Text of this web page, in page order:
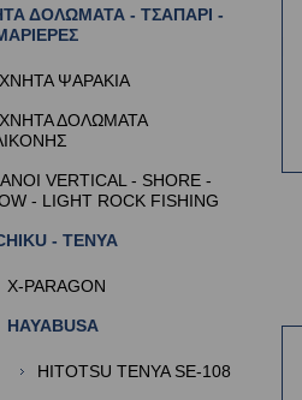
ΔΟΛΩΜΑΤΑ - ΤΣΑΠΑΡΙ -
ΨΑΡΑΚΙΑ
ΔΟΛΩΜΑΤΑ
VERTICAL - SHORE -
- LIGHT ROCK FISHING
- TENYA
X-PARAGON
HAYABUSA
HITOTSU TENYA SE-108